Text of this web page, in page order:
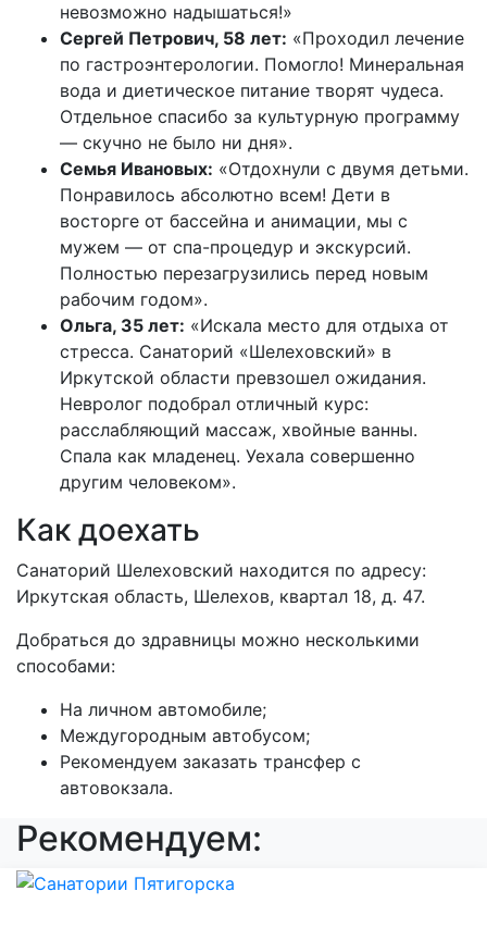
невозможно надышаться!»
Сергей Петрович, 58 лет: «Проходил лечение
по гастроэнтерологии. Помогло! Минеральная
вода и диетическое питание творят чудеса.
Отдельное спасибо за культурную программу
— скучно не было ни дня».
Семья Ивановых: «Отдохнули с двумя детьми.
Понравилось абсолютно всем! Дети в
восторге от бассейна и анимации, мы с
мужем — от спа-процедур и экскурсий.
Полностью перезагрузились перед новым
рабочим годом».
Ольга, 35 лет: «Искала место для отдыха от
стресса. Санаторий «Шелеховский» в
Иркутской области превзошел ожидания.
Невролог подобрал отличный курс:
расслабляющий массаж, хвойные ванны.
Спала как младенец. Уехала совершенно
другим человеком».
Как доехать
Санаторий Шелеховский находится по адресу:
Иркутская область, Шелехов, квартал 18, д. 47.
Добраться до здравницы можно несколькими
способами:
На личном автомобиле;
Междугородным автобусом;
Рекомендуем заказать трансфер с
автовокзала.
Рекомендуем: